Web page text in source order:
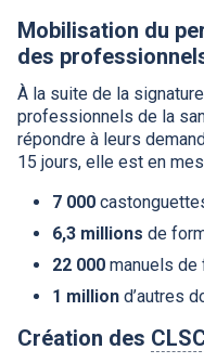
Mobilisation du
des
À la suite de la
professionnels de la
répondre à leurs
15 jours, elle est en
7 000
6,3 millions de
22 000 manuels de
1 million d’autres
Création des